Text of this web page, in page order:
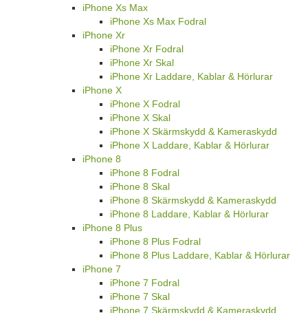
iPhone Xs Max
iPhone Xs Max Fodral
iPhone Xr
iPhone Xr Fodral
iPhone Xr Skal
iPhone Xr Laddare, Kablar & Hörlurar
iPhone X
iPhone X Fodral
iPhone X Skal
iPhone X Skärmskydd & Kameraskydd
iPhone X Laddare, Kablar & Hörlurar
iPhone 8
iPhone 8 Fodral
iPhone 8 Skal
iPhone 8 Skärmskydd & Kameraskydd
iPhone 8 Laddare, Kablar & Hörlurar
iPhone 8 Plus
iPhone 8 Plus Fodral
iPhone 8 Plus Laddare, Kablar & Hörlurar
iPhone 7
iPhone 7 Fodral
iPhone 7 Skal
iPhone 7 Skärmskydd & Kameraskydd